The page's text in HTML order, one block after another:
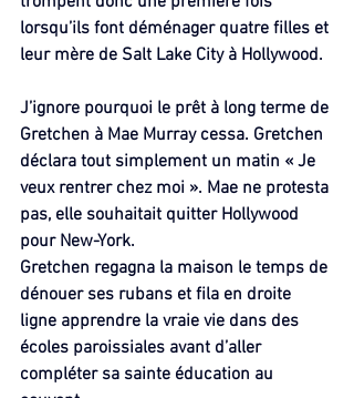
lorsqu’ils font déménager quatre filles et
leur mère de Salt Lake City à Hollywood.
J’ignore pourquoi le prêt à long terme de
Gretchen à Mae Murray cessa. Gretchen
déclara tout simplement un matin « Je
veux rentrer chez moi ». Mae ne protesta
pas, elle souhaitait quitter Hollywood
pour New-York.
Gretchen regagna la maison le temps de
dénouer ses rubans et fila en droite
ligne apprendre la vraie vie dans des
écoles paroissiales avant d’aller
compléter sa sainte éducation au